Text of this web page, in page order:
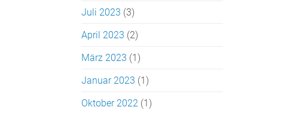
Juli 2023 (3)
April 2023 (2)
März 2023 (1)
Januar 2023 (1)
Oktober 2022(1)